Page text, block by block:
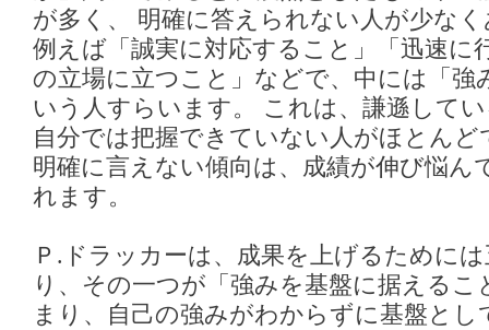
が多く、 明確に答えられない人が少な
例えば「誠実に対応すること」「迅速に
の立場に立つこと」などで、中には「
いう人すらいます。 これは、謙遜して
自分では把握できていない人がほとん
明確に言えない傾向は、成績が伸び悩ん
れます。
Ｐ.ドラッカーは、成果を上げるために
り、その一つが「強みを基盤に据える
まり、自己の強みがわからずに基盤と